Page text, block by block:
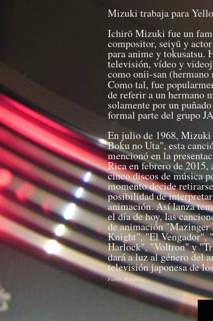
Mizuki trabaja para
Ichirō Mizuki fue un
compositor, seiyū y
para anime y tokusatsu.
televisión, vídeo y
como onii-san (hermano
Como tal, fue
de referir a un hermano
solamente por un
formal parte del grupo
En julio de 1968,
Boku no Uta", esta
mencionó en la
Rica en febrero de
cinco discos de música
momento decide
posibilidad de
animación. Así lanza
el día de hoy, las
de animación "Mazinger
Knight", "El Vengador",
Harlock", "Voltron" y
dará a luz al género del
televisión japonesa de
Fuente: Wikipedia